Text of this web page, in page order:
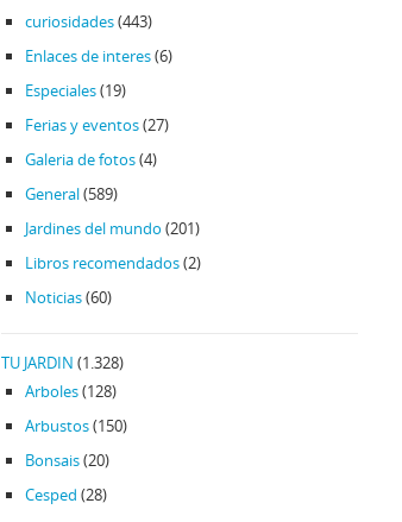
curiosidades(443)
Enlaces de interes(6)
Especiales(19)
Ferias y eventos(27)
Galeria de fotos(4)
General(589)
Jardines del mundo (201)
Libros recomendados(2)
Noticias(60)
TU JARDIN (1.328)
Arboles(128)
Arbustos(150)
Bonsais(20)
Cesped (28)